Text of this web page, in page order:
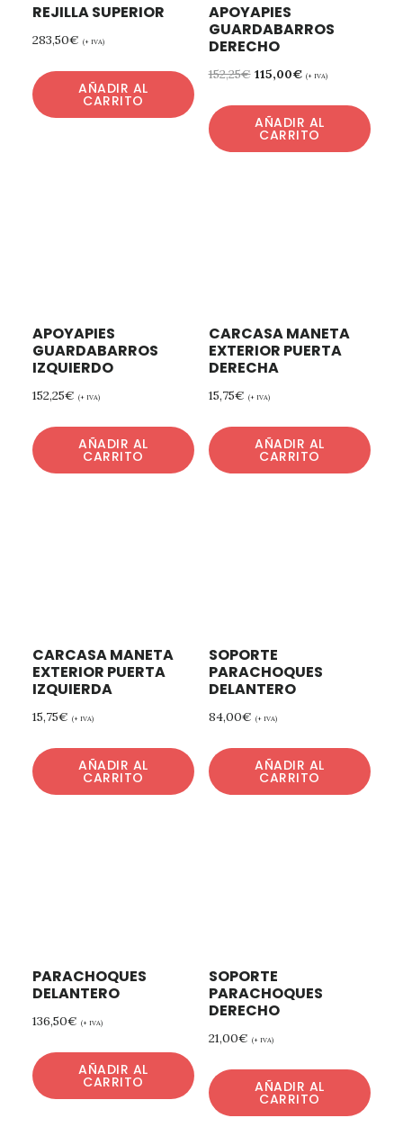
REJILLA SUPERIOR
283,50€ (+ IVA)
AÑADIR AL
CARRITO
APOYAPIES
GUARDABARROS
DERECHO
152,25€ 115,00€ (+ IVA)
AÑADIR AL
CARRITO
APOYAPIES
GUARDABARROS
IZQUIERDO
152,25€ (+ IVA)
AÑADIR AL
CARRITO
CARCASA MANETA
EXTERIOR PUERTA
DERECHA
15,75€ (+ IVA)
AÑADIR AL
CARRITO
CARCASA MANETA
EXTERIOR PUERTA
IZQUIERDA
15,75€ (+ IVA)
AÑADIR AL
CARRITO
SOPORTE
PARACHOQUES
DELANTERO
84,00€ (+ IVA)
AÑADIR AL
CARRITO
PARACHOQUES
DELANTERO
136,50€ (+ IVA)
AÑADIR AL
CARRITO
SOPORTE
PARACHOQUES
DERECHO
21,00€ (+ IVA)
AÑADIR AL
CARRITO